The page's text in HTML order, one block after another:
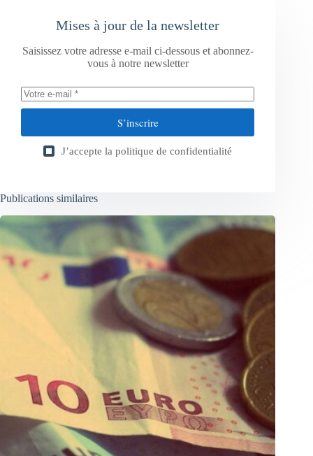
Mises à jour de la newsletter
Saisissez votre adresse e-mail ci-dessous et abonnez-
vous à notre newsletter
S’inscrire
J’accepte la politique de confidentialité
Publications similaires